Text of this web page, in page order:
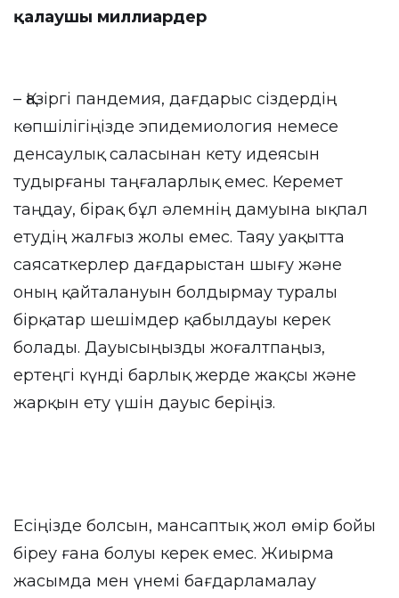
қалаушы миллиардер
– Қазіргі пандемия, дағдарыс сіздердің
көпшілігіңізде эпидемиология немесе
денсаулық саласынан кету идеясын
тудырғаны таңғаларлық емес. Керемет
таңдау, бірақ бұл әлемнің дамуына ықпал
етудің жалғыз жолы емес. Таяу уақытта
саясаткерлер дағдарыстан шығу және
оның қайталануын болдырмау туралы
бірқатар шешімдер қабылдауы керек
болады. Дауысыңызды жоғалтпаңыз,
ертеңгі күнді барлық жерде жақсы және
жарқын ету үшін дауыс беріңіз.
Есіңізде болсын, мансаптық жол өмір бойы
біреу ғана болуы керек емес. Жиырма
жасымда мен үнемі бағдарламалау